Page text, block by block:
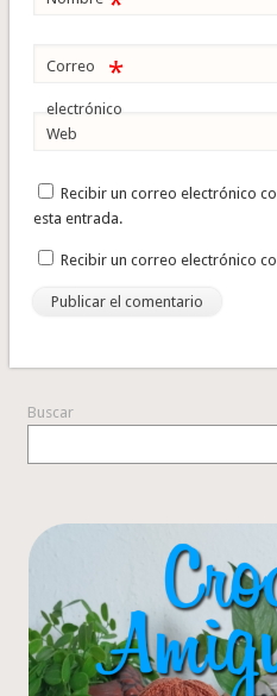
Correo
electrónico
*
Web
Recibir un correo electrónico
esta entrada.
Recibir un correo electrónico
Buscar